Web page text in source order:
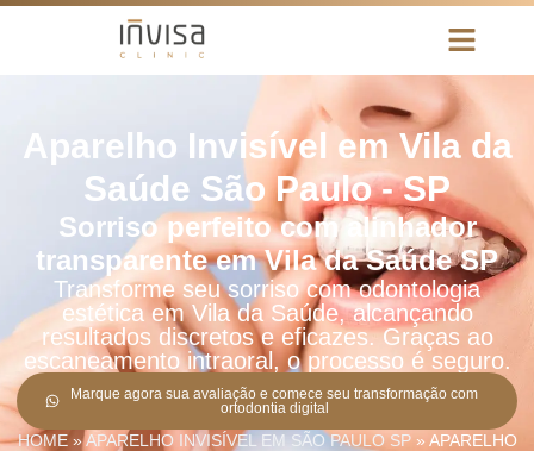
Aparelho Invisível em Vila da
Saúde São Paulo - SP
Sorriso perfeito com alinhador
transparente em Vila da Saúde SP
Transforme seu sorriso com odontologia
estética em Vila da Saúde, alcançando
resultados discretos e eficazes. Graças ao
escaneamento intraoral, o processo é seguro.
Marque agora sua avaliação e comece seu transformação com
ortodontia digital
HOME»APARELHO INVISÍVEL EM SÃO PAULO SP» APARELHO